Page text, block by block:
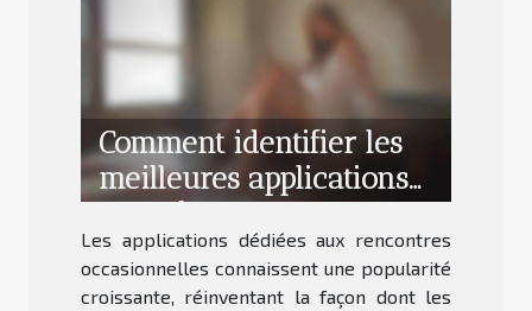
Comment identifier les
meilleures applications
pour des rencontres
occasionnelles ?
Les applications dédiées aux rencontres
occasionnelles connaissent une popularité
croissante, réinventant la façon dont les